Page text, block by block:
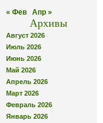
« Фев Апр »
Архивы
Август 2026
Июль 2026
Июнь 2026
Май 2026
Апрель 2026
Март 2026
Февраль 2026
Январь 2026